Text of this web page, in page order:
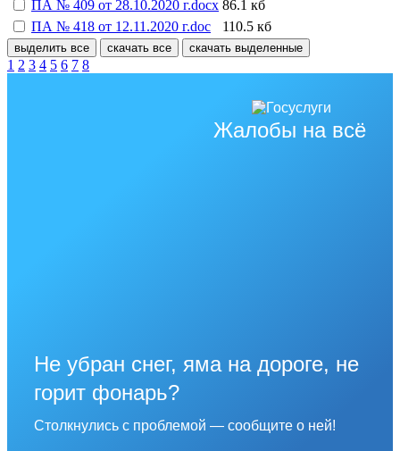
ПА № 409 от 28.10.2020 г.docx 86.1 кб
ПА № 418 от 12.11.2020 г.doc
110.5 кб
выделить все скачать все скачать выделенные
1 2 3 4 5 6 7 8
Жалобы на всё
Не убран снег, яма на дороге, не
горит фонарь?
Столкнулись с проблемой — сообщите о ней!